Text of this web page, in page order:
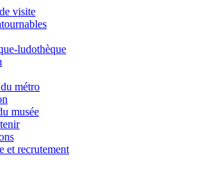
visite
ludothèque
métro
musée
et recrutement